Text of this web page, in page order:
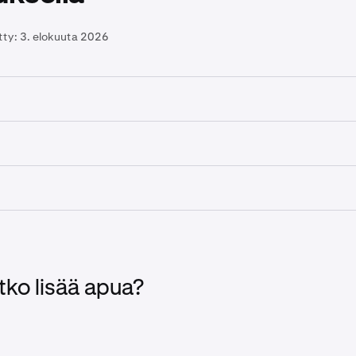
3. elokuuta 2026
käteissaldollasi, maksukortilla, Plaid ACH:lla tai
jotain kryptoa ja tilittää saadun käteisen tilisi saldoon,
lisää apua?